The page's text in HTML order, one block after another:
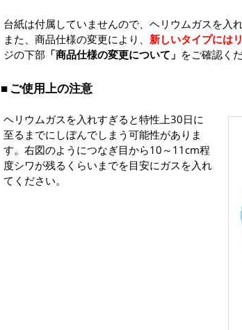
台紙は付属していませんので、ヘリウムガスを入
また、商品仕様の変更により、 新しいタイプには
ジの下部 「商品仕様の変更について」 をご確認く
ご使用上の注意
ヘリウムガスを入れすぎると特性上30日に
至るまでにしぼんでしまう可能性がありま
す。右図のようにつなぎ目から10～11cm程
度シワが残るくらいまでを目安にガスを入れ
てください。